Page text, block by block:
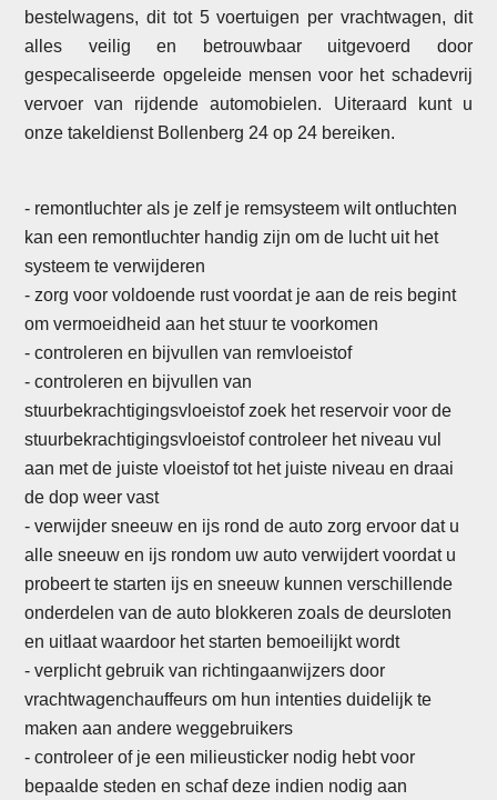
bestelwagens, dit tot 5 voertuigen per vrachtwagen, dit
alles veilig en betrouwbaar uitgevoerd door
gespecaliseerde opgeleide mensen voor het schadevrij
vervoer van rijdende automobielen. Uiteraard kunt u
onze takeldienst Bollenberg 24 op 24 bereiken.
- remontluchter als je zelf je remsysteem wilt ontluchten
kan een remontluchter handig zijn om de lucht uit het
systeem te verwijderen
- zorg voor voldoende rust voordat je aan de reis begint
om vermoeidheid aan het stuur te voorkomen
- controleren en bijvullen van remvloeistof
-controleren en bijvullen van
stuurbekrachtigingsvloeistof zoek het reservoir voor de
stuurbekrachtigingsvloeistof controleer het niveau vul
aan met de juiste vloeistof tot het juiste niveau en draai
de dop weer vast
- verwijder sneeuw en ijs rond de auto zorg ervoor dat u
alle sneeuw en ijs rondom uw auto verwijdert voordat u
probeert te starten ijs en sneeuw kunnen verschillende
onderdelen van de auto blokkeren zoals de deursloten
en uitlaat waardoor het starten bemoeilijkt wordt
- verplicht gebruik van richtingaanwijzers door
vrachtwagenchauffeurs om hun intenties duidelijk te
maken aan andere weggebruikers
- controleer of je een milieusticker nodig hebt voor
bepaalde steden en schaf deze indien nodig aan